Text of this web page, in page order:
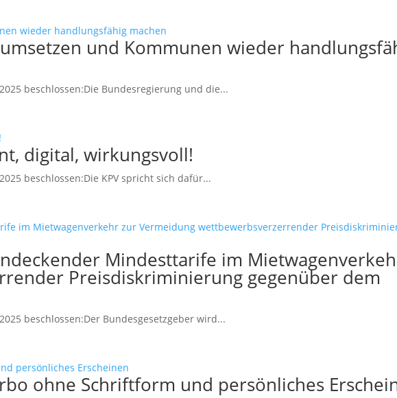
und Kommunen wieder
beschlossen:Die Bundesregierung und die...
digital, wirkungsvoll!
beschlossen:Die KPV spricht sich dafür...
Mindesttarife im
Preisdiskriminierung gegenüber dem
beschlossen:Der Bundesgesetzgeber wird...
ohne Schriftform und persönliches